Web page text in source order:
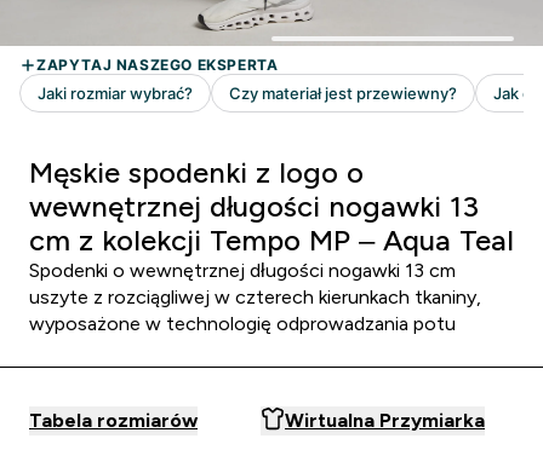
Męskie spodenki z logo o
wewnętrznej długości nogawki 13
cm z kolekcji Tempo MP – Aqua Teal
Spodenki o wewnętrznej długości nogawki 13 cm
uszyte z rozciągliwej w czterech kierunkach tkaniny,
wyposażone w technologię odprowadzania potu
Tabela rozmiarów Wirtualna Przymiarka